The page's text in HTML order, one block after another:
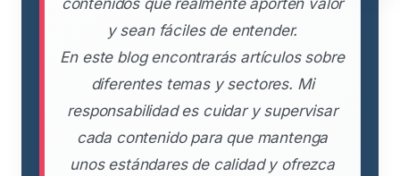
contenidos que realmente aporten valor
y sean fáciles de entender.
En este blog encontrarás artículos sobre
diferentes temas y sectores. Mi
responsabilidad es cuidar y supervisar
cada contenido para que mantenga
unos estándares de calidad y ofrezca